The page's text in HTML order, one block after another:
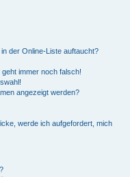
der Online-Liste auftaucht?
immer noch falsch!
angezeigt werden?
werde ich aufgefordert, mich